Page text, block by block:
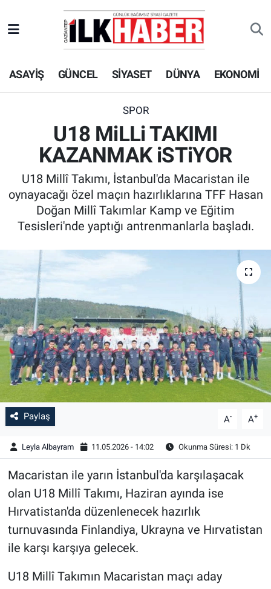
ASAYİŞ GÜNCEL SİYASET DÜNYA EKONOMİ
SPOR
U18 MiLLi TAKIMI
KAZANMAK iSTiYOR
U18 Millî Takımı, İstanbul'da Macaristan ile
oynayacağı özel maçın hazırlıklarına TFF Hasan
Doğan Millî Takımlar Kamp ve Eğitim
Tesisleri'nde yaptığı antrenmanlarla başladı.
Paylaş A- A+
Leyla Albayram 11.05.2026 - 14:02 Okunma Süresi: 1 Dk
Macaristan ile yarın İstanbul'da karşılaşacak
olan U18 Millî Takımı, Haziran ayında ise
Hırvatistan'da düzenlenecek hazırlık
turnuvasında Finlandiya, Ukrayna ve Hırvatistan
ile karşı karşıya gelecek.
U18 Millî Takımın Macaristan maçı aday
EKONOMİ
SİYASET
SPOR
ASAYİŞ
EĞİTİM
KÜLTÜR - SANAT
Beyoğlu Hava Durumu
Beyoğlu Trafik Yoğunluk Haritası
Süper Lig Puan Durumu ve Fikstür
Tüm Manşetler
Son Dakika Haberleri
Haber Arşivi